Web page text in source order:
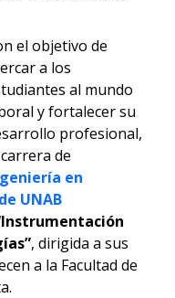
el objetivo de
a los
al mundo
y fortalecer su
profesional,
de
en
UNAB
, dirigida a sus
a la Facultad de